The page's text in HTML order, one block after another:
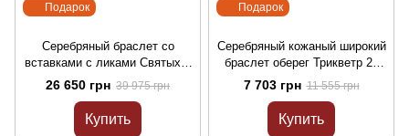
Подарок
Серебряный браслет со
вставками с ликами Святых и
молитвой Отче наш 21 см
Серебро 925 пробы
Ювелирная студия SVP
арт.153401 (51290-002)
26 650 грн 39 975 грн
Купить
Подарок
Серебряный кожаный широкий
браслет оберег Трикветр 20
см Серебро 925 пробы
Черненое Ювелирная студия
SVP арт. 162801 (75329*)
7 703 грн 11 555 грн
Купить